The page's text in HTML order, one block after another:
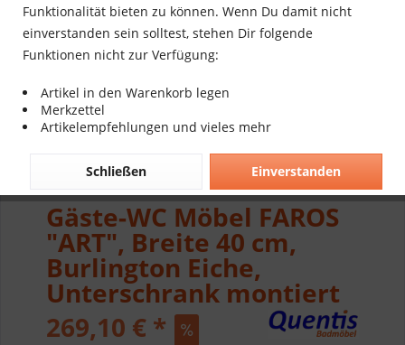
Gäste-WC Möbel FAROS
"ART", Breite 40 cm,
Burlington Eiche,
Unterschrank montiert
269,10 € *
Funktionalität bieten zu können. Wenn Du damit nicht
einverstanden sein solltest, stehen Dir folgende
Funktionen nicht zur Verfügung:
Artikel in den Warenkorb legen
Merkzettel
Artikelempfehlungen und vieles mehr
Einverstanden
Schließen